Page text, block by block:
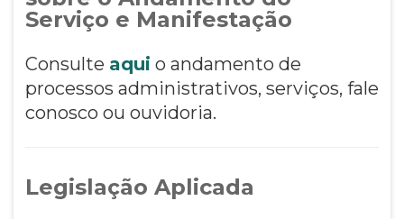
Serviço e Manifestação
Consulte aqui o andamento de
processos administrativos, serviços, fale
conosco ou ouvidoria.
Legislação Aplicada